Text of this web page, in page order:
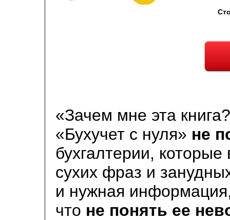
«Зачем мне эта
«Бухучет с нуля» не
бухгалтерии,
сухих фраз и
и нужная
что не понять ее